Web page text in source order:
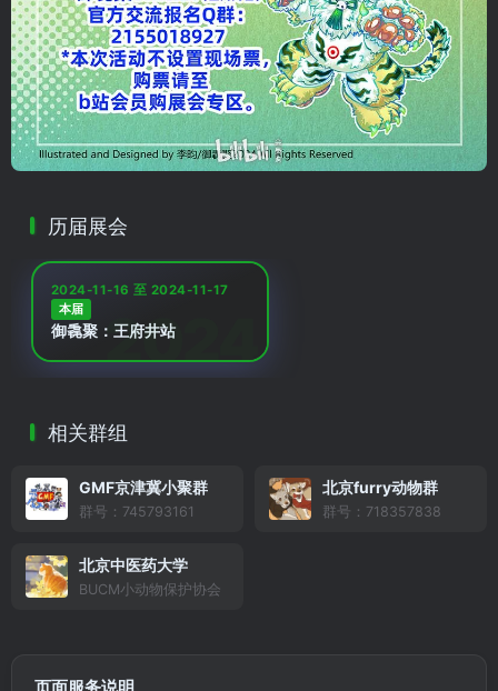
历届展会
2024-11-16 至 2024-11-17
本届
御毳聚：王府井站
相关群组
GMF京津冀小聚群
群号：745793161
北京furry动物群
群号：718357838
北京中医药大学
BUCM小动物保护协会
页面服务说明